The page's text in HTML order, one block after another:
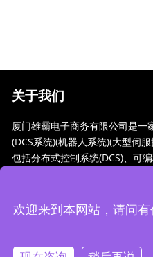
关于我们
厦门雄霸电子商务有限公司是
(DCS系统)(机器人系统)(大型伺
包括分布式控制系统(DCS)、可
有闽ICP备
欢迎来到本网站，请问有